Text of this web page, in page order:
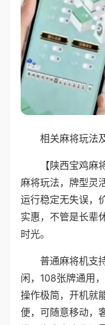
相关麻将玩法
【陕西宝鸡
麻将玩法，牌型灵
运行稳定无失误，
实惠，不管是长辈
时光。
普通麻将机支
闲，108张牌通用
操作极简，开机就
便，可随意移动，